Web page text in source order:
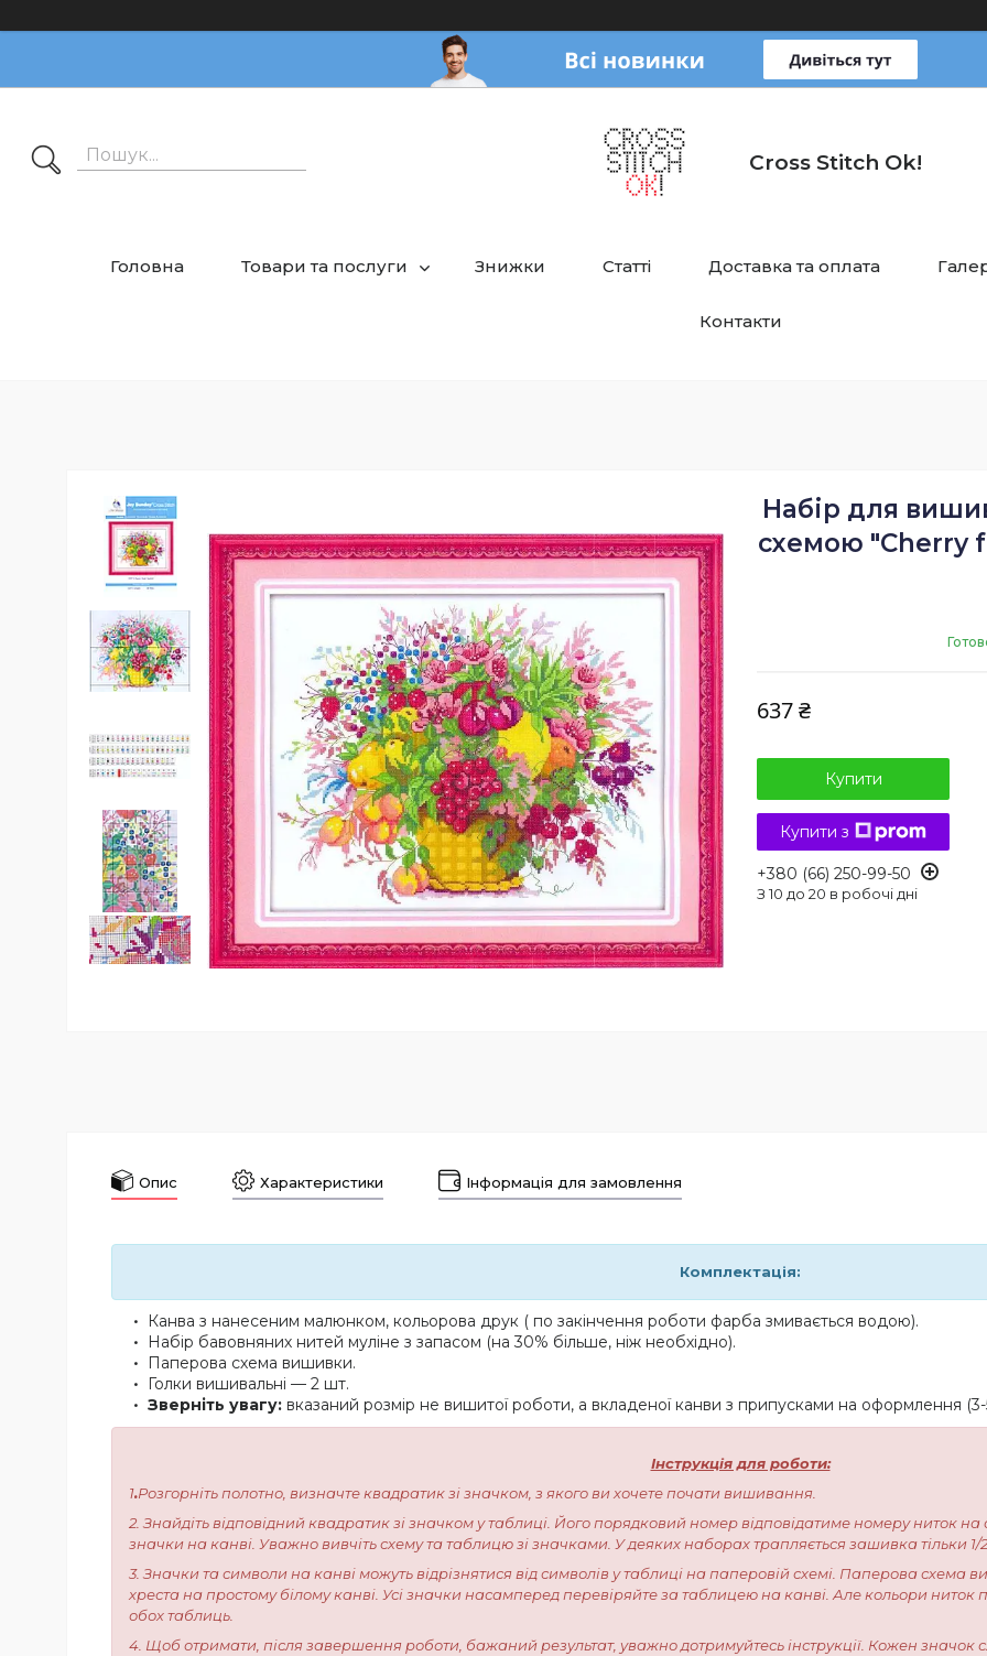
Cross Stitch Ok!
Головна Товари та послуги Знижки Статті Доставка та оплата
Контакти
Набір для
схемою "Cherry
637 ₴
Купити
Купити з
+380 (66) 250-99-50
З 10 до 20 в робочі дні
Опис Характеристики Інформація для замовлення
Комплектація:
Канва з нанесеним малюнком, кольорова друк ( по закінчення роботи фарба змивається водою).
Набір бавовняних нитей муліне з запасом (на 30% більше, ніж необхідно).
Паперова схема вишивки.
Голки вишивальні — 2 шт.
Зверніть увагу: вказаний розмір не вишитої роботи, а вкладеної канви з припусками на оформлення
Інструкція для роботи:
1.Розгорніть полотно, визначте квадратик зі значком, з якого ви хочете почати вишивання.
2. Знайдіть відповідний квадратик зі значком у таблиці. Його порядковий номер відповідатиме номеру ниток
значки на канві. Уважно вивчіть схему та таблицю зі значками. У деяких наборах трапляється зашивка тільки 1/2
3. Значки та символи на канві можуть відрізнятися від символів у таблиці на паперовій схемі. Паперова схема
хреста на простому білому канві. Усі значки насамперед перевіряйте за таблицею на канві. Але кольори
обох таблиць.
4. Щоб отримати, після завершення роботи, бажаний результат, уважно дотримуйтесь інструкції. Кожен значок